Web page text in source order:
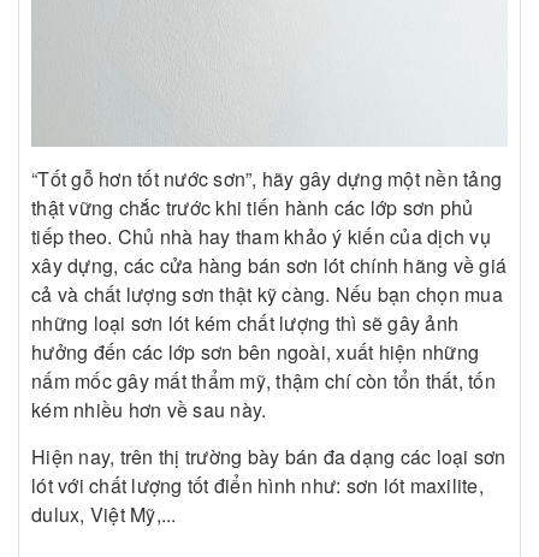
“Tốt gỗ hơn tốt nước sơn”, hãy gây dựng một nền tảng
thật vững chắc trước khi tiến hành các lớp sơn phủ
tiếp theo. Chủ nhà hay tham khảo ý kiến của dịch vụ
xây dựng, các cửa hàng bán sơn lót chính hãng về giá
cả và chất lượng sơn thật kỹ càng. Nếu bạn chọn mua
những loại sơn lót kém chất lượng thì sẽ gây ảnh
hưởng đến các lớp sơn bên ngoài, xuất hiện những
nấm mốc gây mất thẩm mỹ, thậm chí còn tổn thất, tốn
kém nhiều hơn về sau này.
Hiện nay, trên thị trường bày bán đa dạng các loại sơn
lót với chất lượng tốt điển hình như: sơn lót maxilite,
dulux, Việt Mỹ,...